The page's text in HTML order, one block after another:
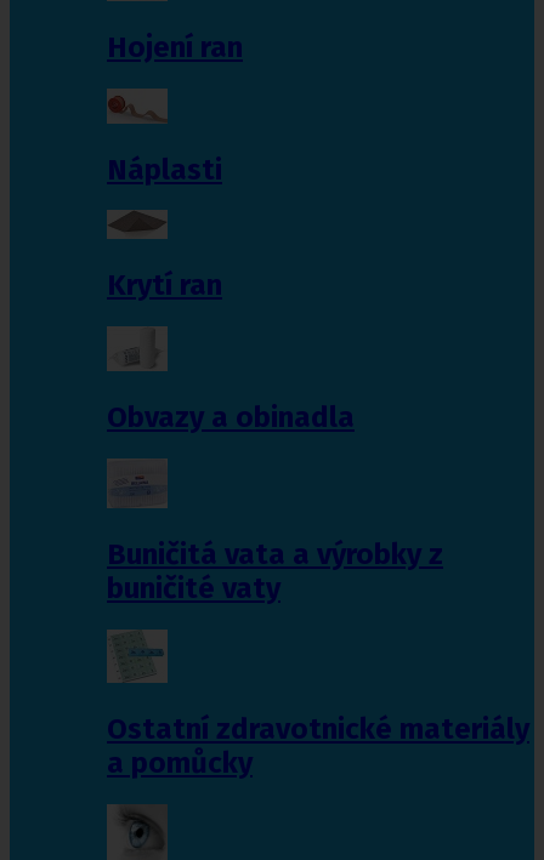
Hojení ran
Náplasti
Krytí ran
Obvazy a obinadla
Buničitá vata a výrobky z
buničité vaty
Ostatní zdravotnické materiály
a pomůcky